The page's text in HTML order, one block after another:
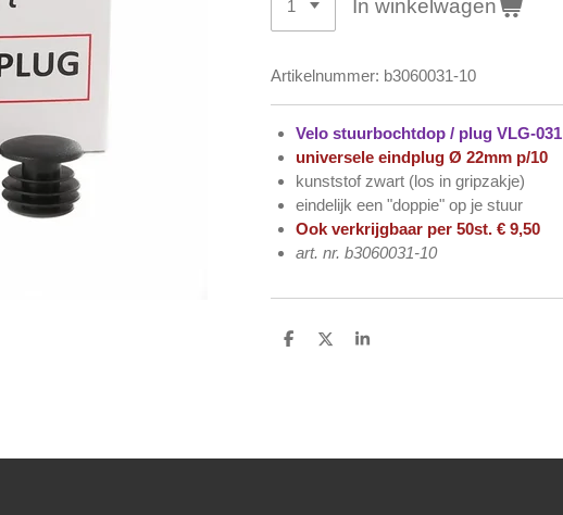
In winkelwagen
Artikelnummer: b3060031-10
Velo stuurbochtdop / plug VLG-031
universele eindplug Ø 22mm p/10
kunststof zwart (los in gripzakje)
eindelijk een "doppie" op je stuur
Ook verkrijgbaar per 50st. € 9,50
art. nr. b3060031-10
D
D
S